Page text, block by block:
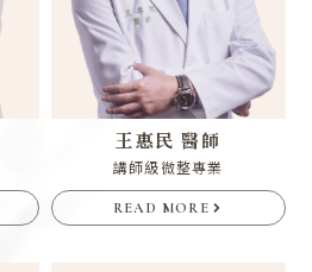
王惠民 醫師
講師級微整專業
READ MORE